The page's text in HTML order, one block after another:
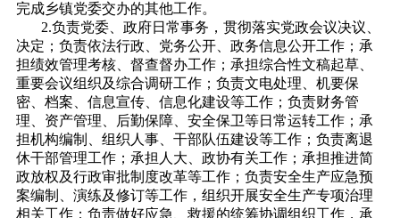
完成乡镇党委交办的其他工作。
2.负责党委、政府日常事务，贯彻落实党政会议决议、
决定；负责依法行政、党务公开、政务信息公开工作；承
担绩效管理考核、督查督办工作；承担综合性文稿起草、
重要会议组织及综合调研工作；负责文电处理、机要保
密、档案、信息宣传、信息化建设等工作；负责财务管
理、资产管理、后勤保障、安全保卫等日常运转工作；承
担机构编制、组织人事、干部队伍建设等工作；负责离退
休干部管理工作；承担人大、政协有关工作；承担推进简
政放权及行政审批制度改革等工作；负责安全生产应急预
案编制、演练及修订等工作，组织开展安全生产专项治理
相关工作；负责做好应急、救援的统筹协调组织工作，承